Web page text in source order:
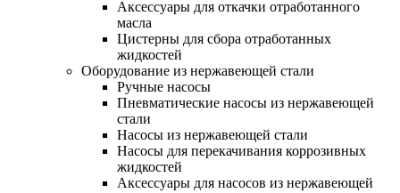
Аксессуары для откачки отработанного
масла
Цистерны для сбора отработанных
жидкостей
Оборудование из нержавеющей стали
Ручные насосы
Пневматические насосы из нержавеющей
стали
Насосы из нержавеющей стали
Насосы для перекачивания коррозивных
жидкостей
Аксессуары для насосов из нержавеющей